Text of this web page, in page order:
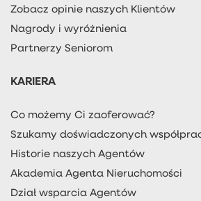
Zobacz opinie naszych Klientów
Nagrody i wyróżnienia
Partnerzy Seniorom
KARIERA
Co możemy Ci zaoferować?
Szukamy doświadczonych
Historie naszych Agentów
Akademia Agenta Nieruchomości
Dział wsparcia Agentów